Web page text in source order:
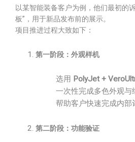
以某智能装备客户为例，他们最初的
板”，用于新品发布前的展示。
项目推进过程大致如下：
第一阶段：外观样机
选用 PolyJet +
一次性完成多色外观与
帮助客户快速完成内部
第二阶段：功能验证